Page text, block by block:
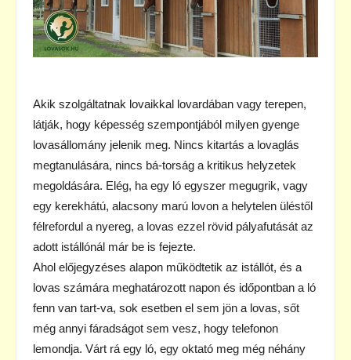
Akik szolgáltatnak lovaikkal lovardában vagy terepen,
látják, hogy képesség szempontjából milyen gyenge
lovasállomány jelenik meg. Nincs kitartás a lovaglás
megtanulására, nincs bá-torság a kritikus helyzetek
megoldására. Elég, ha egy ló egyszer megugrik, vagy
egy kerekhátú, alacsony marú lovon a helytelen üléstől
félrefordul a nyereg, a lovas ezzel rövid pályafutását az
adott istállónál már be is fejezte.
Ahol előjegyzéses alapon működtetik az istállót, és a
lovas számára meghatározott napon és időpontban a ló
fenn van tart-va, sok esetben el sem jön a lovas, sőt
még annyi fáradságot sem vesz, hogy telefonon
lemondja. Várt rá egy ló, egy oktató meg még néhány